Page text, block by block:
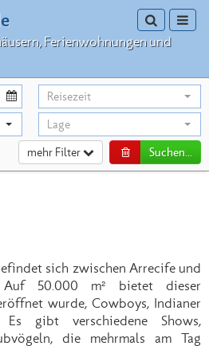
Toggle
Ferienwohnungen und
Reisezeit
Lage
Suchen...
mehr Filter
sich zwischen Arrecife und
Auf 50.000 m² bietet dieser
wurde, Cowboys, Indianer
gibt verschiedene Shows,
die mehrmals am Tag